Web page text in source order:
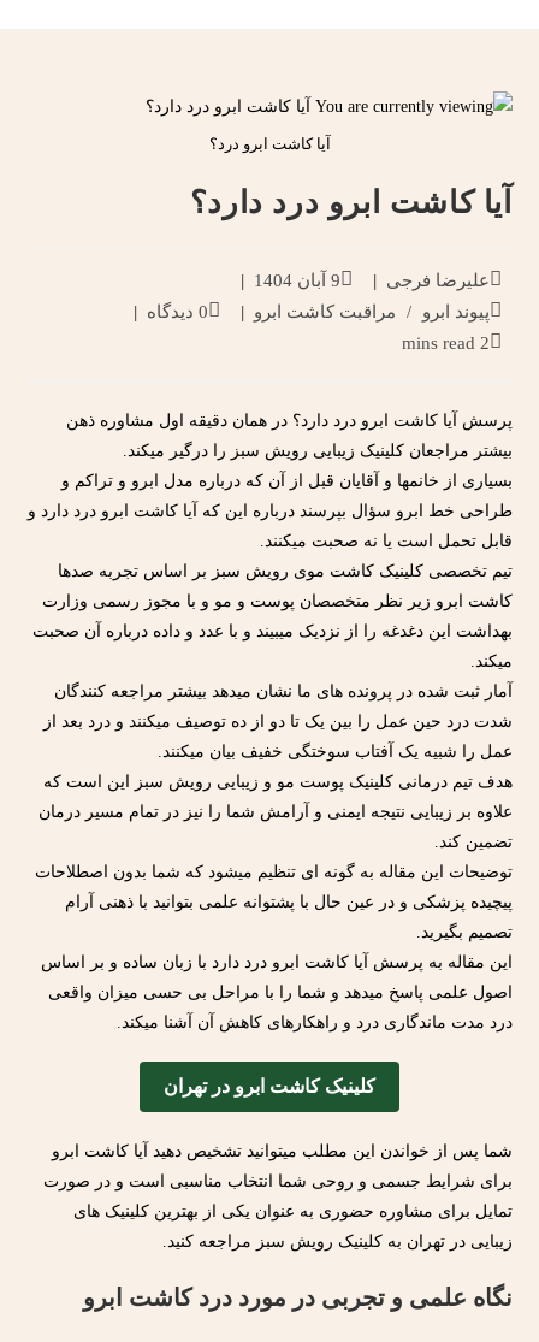
آیا کاشت ابرو درد؟
آیا کاشت ابرو درد دارد؟
علیرضا فرجی
9 آبان 1404
پیوند ابرو
/ مراقبت کاشت ابرو
0 دیدگاه
2 mins read
پرسش آیا کاشت ابرو درد دارد؟ در همان دقیقه اول مشاوره ذهن
بیشتر مراجعان کلینیک زیبایی رویش سبز را درگیر میکند.
بسیاری از خانمها و آقایان قبل از آن که درباره مدل ابرو و تراکم و
طراحی خط ابرو سؤال بپرسند درباره این که آیا کاشت ابرو درد دارد و
قابل تحمل است یا نه صحبت میکنند.
تیم تخصصی کلینیک کاشت موی رویش سبز بر اساس تجربه صدها
کاشت ابرو زیر نظر متخصصان پوست و مو و با مجوز رسمی وزارت
بهداشت این دغدغه را از نزدیک میبیند و با عدد و داده درباره آن صحبت
میکند.
آمار ثبت شده در پرونده های ما نشان میدهد بیشتر مراجعه کنندگان
شدت درد حین عمل را بین یک تا دو از ده توصیف میکنند و درد بعد از
عمل را شبیه یک آفتاب سوختگی خفیف بیان میکنند.
هدف تیم درمانی کلینیک پوست مو و زیبایی رویش سبز این است که
علاوه بر زیبایی نتیجه ایمنی و آرامش شما را نیز در تمام مسیر درمان
تضمین کند.
توضیحات این مقاله به گونه ای تنظیم میشود که شما بدون اصطلاحات
پیچیده پزشکی و در عین حال با پشتوانه علمی بتوانید با ذهنی آرام
تصمیم بگیرید.
این مقاله به پرسش آیا کاشت ابرو درد دارد با زبان ساده و بر اساس
اصول علمی پاسخ میدهد و شما را با مراحل بی حسی میزان واقعی
درد مدت ماندگاری درد و راهکارهای کاهش آن آشنا میکند.
کلینیک کاشت ابرو در تهران
شما پس از خواندن این مطلب میتوانید تشخیص دهید آیا کاشت ابرو
برای شرایط جسمی و روحی شما انتخاب مناسبی است و در صورت
تمایل برای مشاوره حضوری به عنوان یکی از بهترین کلینیک های
زیبایی در تهران به کلینیک رویش سبز مراجعه کنید.
نگاه علمی و تجربی در مورد درد کاشت ابرو